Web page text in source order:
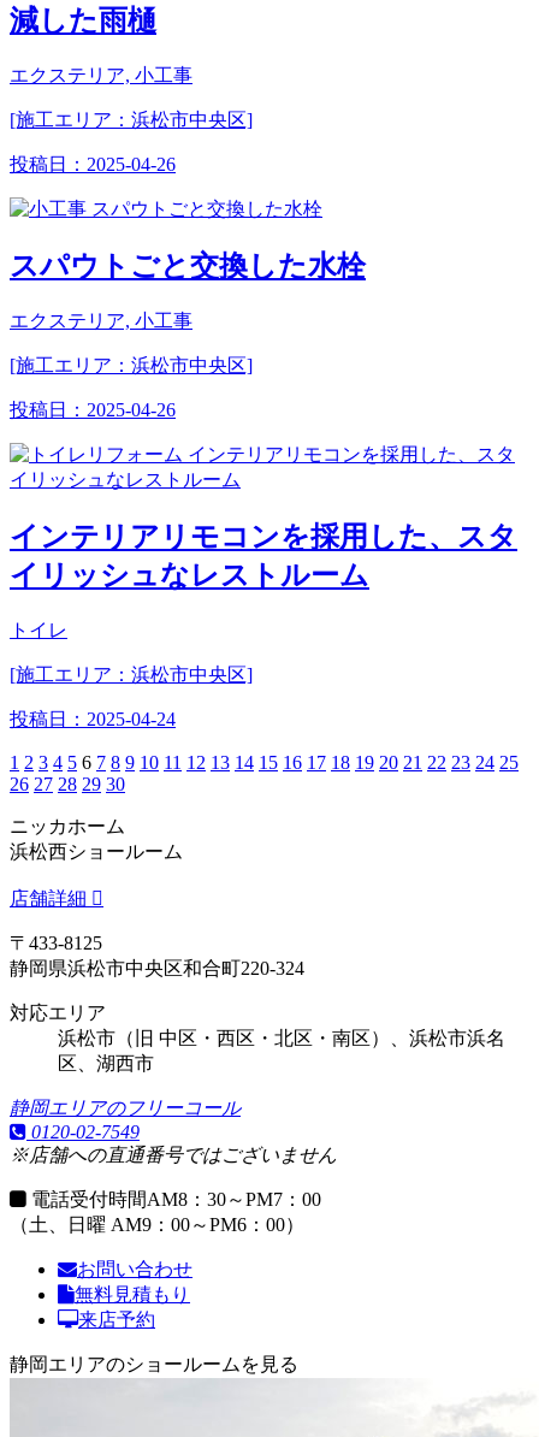
減した雨樋
エクステリア, 小工事
[施工エリア：浜松市中央区]
投稿日： 2025-04-26
スパウトごと交換した水栓
エクステリア, 小工事
[施工エリア：浜松市中央区]
投稿日： 2025-04-26
インテリアリモコンを採用した、スタ
イリッシュなレストルーム
トイレ
[施工エリア：浜松市中央区]
投稿日： 2025-04-24
1 2 3 4 5 6 7 8 9 10 11 12 13 14 15 16 17 18 19 20 21 22 23 24 25
26 27 28 29 30
ニッカホーム
浜松西ショールーム
店舗詳細
〒433-8125
静岡県浜松市中央区和合町220-324
対応エリア
浜松市（旧 中区・西区・北区・南区）、浜松市浜名
区、湖西市
静岡エリアのフリーコール
0120-02-7549
※店舗への直通番号ではございません
電話受付時間AM8：30～PM7：00
（土、日曜 AM9：00～PM6：00）
お問い合わせ
無料見積もり
来店予約
静岡エリアのショールームを見る